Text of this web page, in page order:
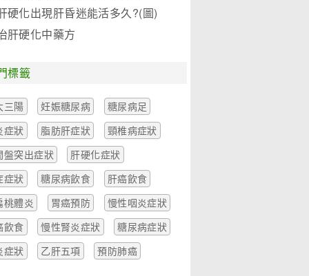
硬化出現肝昏迷能活多久?(圖)
肝硬化中藥方
標籤
三陽 妊娠糖尿病
糖尿病足
症狀
脂肪肝症狀
頸椎病症狀
盤突出症狀
肝硬化症狀
症狀
糖尿病飲食
肝癌飲食
桃體炎
胃癌預防
慢性咽炎症狀
飲食
慢性腎炎症狀
糖尿病症狀
症狀
乙肝五項 預防肺癌